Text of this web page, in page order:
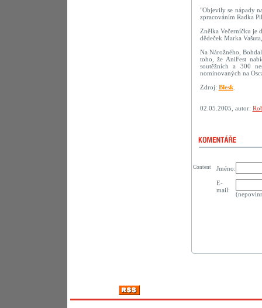
"Objevily se nápady
zpracováním Radka
Znělka Večerníčku je
dědeček Marka
Na Nárožného,
toho, že AniFest
soutěžních a 300
nominovaných na
Zdroj: Blesk.
02.05.2005, autor:
Jméno:
E-
mail:
Content